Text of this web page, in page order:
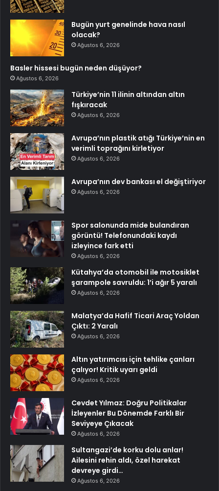
Bugün yurt genelinde hava nasıl
olacak?
Ağustos 6, 2026
Basler hissesi bugün neden düşüyor?
Ağustos 6, 2026
Türkiye’nin 11 ilinin altından altın
fışkıracak
Ağustos 6, 2026
Avrupa’nın plastik atığı Türkiye’nin en
verimli toprağını kirletiyor
Ağustos 6, 2026
Avrupa’nın dev bankası el değiştiriyor
Ağustos 6, 2026
Spor salonunda mide bulandıran
görüntü! Telefonundaki kaydı
izleyince fark etti
Ağustos 6, 2026
Kütahya’da otomobil ile motosiklet
şarampole savruldu: 1’i ağır 5 yaralı
Ağustos 6, 2026
Malatya’da Hafif Ticari Araç Yoldan
Çıktı: 2 Yaralı
Ağustos 6, 2026
Altın yatırımcısı için tehlike çanları
çalıyor! Kritik uyarı geldi
Ağustos 6, 2026
Cevdet Yılmaz: Doğru Politikalar
İzleyenler Bu Dönemde Farklı Bir
Seviyeye Çıkacak
Ağustos 6, 2026
Sultangazi’de korku dolu anlar!
Ailesini rehin aldı, özel harekat
devreye girdi…
Ağustos 6, 2026